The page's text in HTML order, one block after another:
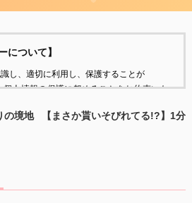
について】
し、適切に利用し、保護することが
人情報の保護に努めることをお約束いた
勤務先等、特定の個人を識別し得る情報
の境地
【まさか貰いそびれてる!?】1分